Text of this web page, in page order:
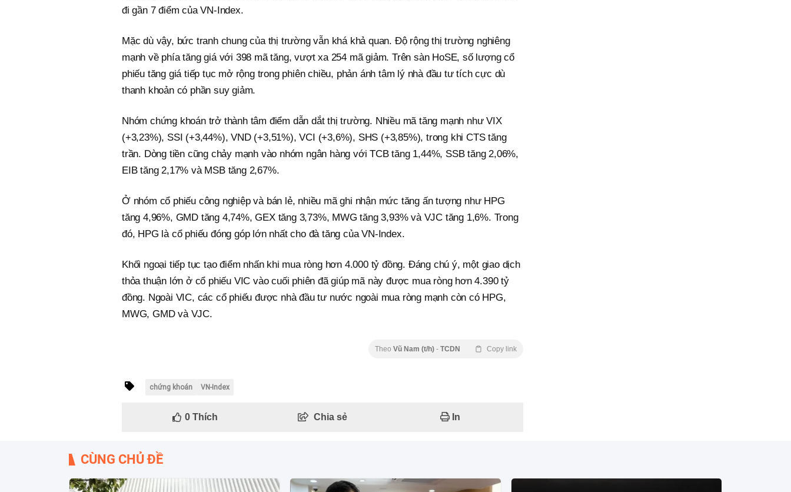
đi gần 7 điểm của VN-Index.
Mặc dù vậy, bức tranh chung của thị trường vẫn khá khả quan. Độ rộng thị trường nghiêng
mạnh về phía tăng giá với 398 mã tăng, vượt xa 254 mã giảm. Trên sàn HoSE, số lượng cổ
phiếu tăng giá tiếp tục mở rộng trong phiên chiều, phản ánh tâm lý nhà đầu tư tích cực dù
thanh khoản có phần suy giảm.
Nhóm chứng khoán trở thành tâm điểm dẫn dắt thị trường. Nhiều mã tăng mạnh như VIX
(+3,23%), SSI (+3,44%), VND (+3,51%), VCI (+3,6%), SHS (+3,85%), trong khi CTS tăng
trần. Dòng tiền cũng chảy mạnh vào nhóm ngân hàng với TCB tăng 1,44%, SSB tăng 2,06%,
EIB tăng 2,17% và MSB tăng 2,67%.
Ở nhóm cổ phiếu công nghiệp và bán lẻ, nhiều mã ghi nhận mức tăng ấn tượng như HPG
tăng 4,96%, GMD tăng 4,74%, GEX tăng 3,73%, MWG tăng 3,93% và VJC tăng 1,6%. Trong
đó, HPG là cổ phiếu đóng góp lớn nhất cho đà tăng của VN-Index.
Khối ngoại tiếp tục tạo điểm nhấn khi mua ròng hơn 4.000 tỷ đồng. Đáng chú ý, một giao dịch
thỏa thuận lớn ở cổ phiếu VIC vào cuối phiên đã giúp mã này được mua ròng hơn 4.390 tỷ
đồng. Ngoài VIC, các cổ phiếu được nhà đầu tư nước ngoài mua ròng mạnh còn có HPG,
MWG, GMD và VJC.
Theo Vũ Nam (t/h) - TCDN Copy link
chứng khoán VN-Index
0Thích Chia sẻ In
CÙNG CHỦ ĐỀ